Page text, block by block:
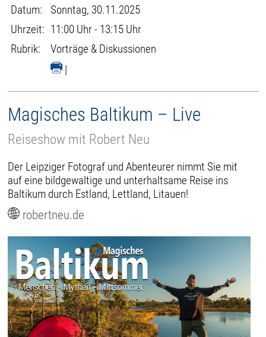
Datum:
Sonntag, 30.11.2025
Uhrzeit: 11:00 Uhr - 13:15 Uhr
Rubrik:
Vorträge & Diskussionen
|
Magisches Baltikum – Live
Reiseshow mit Robert Neu
Der Leipziger Fotograf und Abenteurer nimmt Sie mit
auf eine bildgewaltige und unterhaltsame Reise ins
Baltikum durch Estland, Lettland, Litauen!
robertneu.de